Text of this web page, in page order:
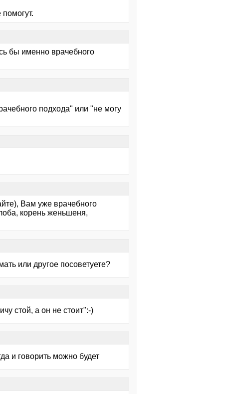
бы именно врачебного
подхода" или "не могу
Вам уже врачебного
корень женьшеня,
или другое посоветуете?
стой, а он не стоит":-)
и говорить можно будет